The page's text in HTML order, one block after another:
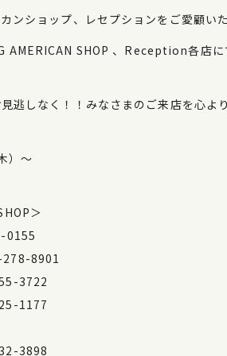
ンショップ、レセプションをご愛顧い
AMERICAN SHOP 、Reception各店
逃しなく！！みなさまのご来店を心よ
）～
＞
0155
8901
3722
1177
3898